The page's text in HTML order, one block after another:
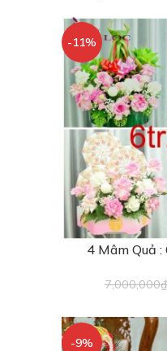
-11%
4 Mâm Quả
7,000,000₫
-9%